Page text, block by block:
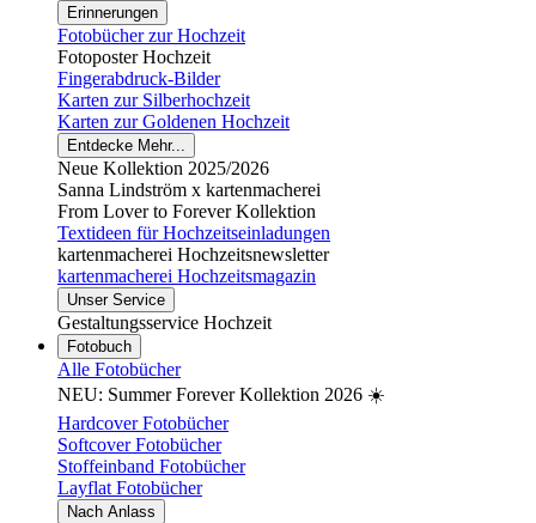
Erinnerungen
Fotobücher zur Hochzeit
Fotoposter Hochzeit
Fingerabdruck-Bilder
Karten zur Silberhochzeit
Karten zur Goldenen Hochzeit
Entdecke Mehr...
Neue Kollektion 2025/2026
Sanna Lindström x kartenmacherei
From Lover to Forever Kollektion
Textideen für Hochzeitseinladungen
kartenmacherei Hochzeitsnewsletter
kartenmacherei Hochzeitsmagazin
Unser Service
Gestaltungsservice Hochzeit
Fotobuch
Alle Fotobücher
NEU: Summer Forever Kollektion 2026 ☀️
Hardcover Fotobücher
Softcover Fotobücher
Stoffeinband Fotobücher
Layflat Fotobücher
Nach Anlass